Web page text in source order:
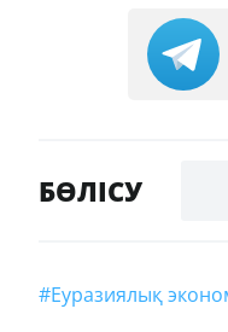
БӨЛІСУ
#Еуразиялық